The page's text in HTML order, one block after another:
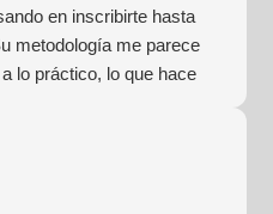
en inscribirte hasta
metodología me parece
lo práctico, lo que hace